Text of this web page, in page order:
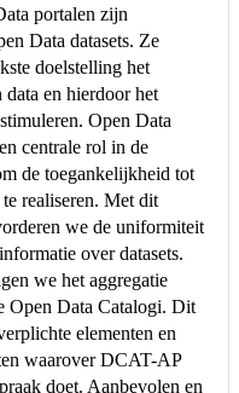
portalen zijn
Data datasets. Ze
doelstelling het
en hierdoor het
Open Data
centrale rol in de
de toegankelijkheid tot
realiseren. Met dit
we de uniformiteit
over datasets.
we het aggregatie
Open Data Catalogi. Dit
elementen en
waarover DCAT-AP
doet. Aanbevolen en